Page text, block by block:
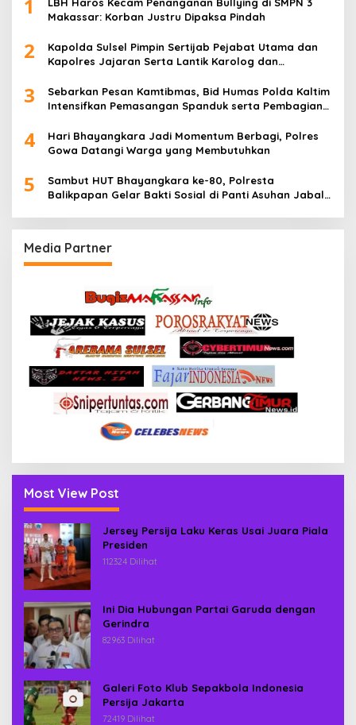
1
Makassar: Korban Justru Dipaksa Pindah
2
Kapolda Sulsel Pimpin Sertijab Pejabat Utama dan
Kapolres Jajaran Serta Lantik Karolog dan
3
Sebarkan Pesan Kamtibmas, Bid Humas Polda Kaltim
Intensifkan Pemasangan Spanduk serta Pembagian
4
Hari Bhayangkara Jadi Momentum Berbagi, Polres
Gowa Datangi Warga yang Membutuhkan
5
Sambut HUT Bhayangkara ke-80, Polresta
Balikpapan Gelar Bakti Sosial di Panti Asuhan Jabal
Media Partner
Most View Post
Jersey Persija Laku Keras Usai Juara Piala
Presiden
112324 Dilihat
Ini Dia Hubungan Partai Garuda dengan
Gerindra
82963 Dilihat
Galeri Foto Klub Sepakbola Indonesia
Persija Jakarta
72419 Dilihat